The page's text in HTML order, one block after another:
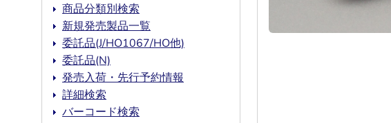
商品分類別検索
新規発売製品一覧
委託品(J/HO1067/HO他)
委託品(N)
発売入荷・先行予約情報
詳細検索
バーコード検索